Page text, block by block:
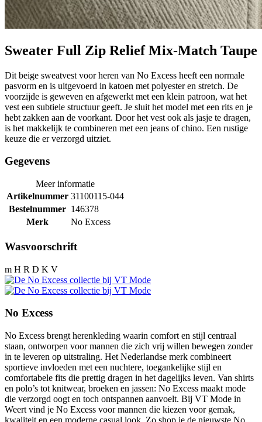
Sweater Full Zip Relief Mix-Match Taupe
Dit beige sweatvest voor heren van No Excess heeft een normale
pasvorm en is uitgevoerd in katoen met polyester en stretch. De
voorzijde is geweven en afgewerkt met een klein patroon, wat het
vest een subtiele structuur geeft. Je sluit het model met een rits en je
hebt zakken aan de voorkant. Door het vest ook als jasje te dragen,
is het makkelijk te combineren met een jeans of chino. Een rustige
keuze die er verzorgd uitziet.
Gegevens
Meer informatie
Artikelnummer 31100115-044
Bestelnummer 146378
Merk
No Excess
Wasvoorschrift
m H R D K V
No Excess
No Excess brengt herenkleding waarin comfort en stijl centraal
staan, ontworpen voor mannen die zich vrij willen bewegen zonder
in te leveren op uitstraling. Het Nederlandse merk combineert
sportieve invloeden met een nuchtere, toegankelijke stijl en
comfortabele fits die prettig dragen in het dagelijks leven. Van shirts
en polo’s tot knitwear, broeken en jassen: No Excess maakt mode
die verzorgd oogt en toch ontspannen aanvoelt. Bij VT Mode in
Weert vind je No Excess voor mannen die kiezen voor gemak,
kwaliteit en een moderne casual look. Zo shop je de nieuwste No